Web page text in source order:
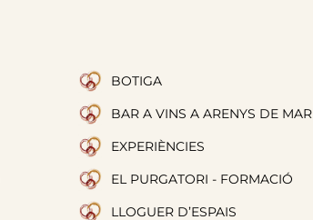
BOTIGA
BAR A VINS A ARENYS DE MAR
EXPERIÈNCIES
EL PURGATORI - FORMACIÓ
LLOGUER D’ESPAIS